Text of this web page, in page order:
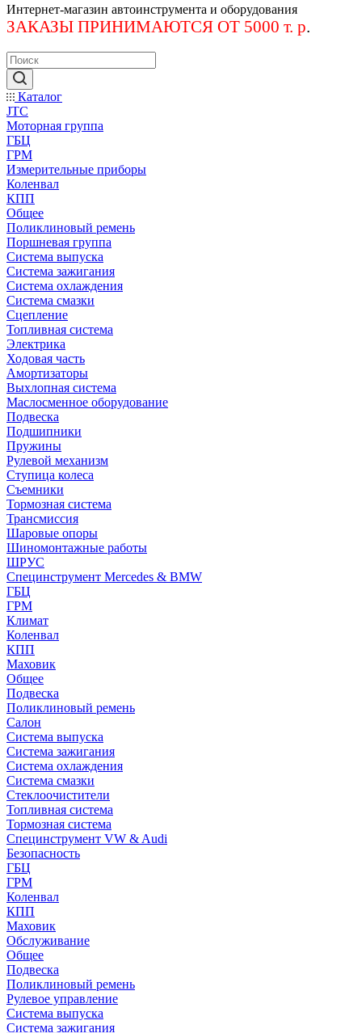
Интернет-магазин автоинструмента и оборудования
ЗАКАЗЫ ПРИНИМАЮТСЯ ОТ 5000 т. р.
Каталог
JTC
Моторная группа
ГБЦ
ГРМ
Измерительные приборы
Коленвал
КПП
Общее
Поликлиновый ремень
Поршневая группа
Система выпуска
Система зажигания
Система охлаждения
Система смазки
Сцепление
Топливная система
Электрика
Ходовая часть
Амортизаторы
Выхлопная система
Маслосменное оборудование
Подвеска
Подшипники
Пружины
Рулевой механизм
Ступица колеса
Съемники
Тормозная система
Трансмиссия
Шаровые опоры
Шиномонтажные работы
ШРУС
Специнструмент Mercedes & BMW
ГБЦ
ГРМ
Климат
Коленвал
КПП
Маховик
Общее
Подвеска
Поликлиновый ремень
Салон
Система выпуска
Система зажигания
Система охлаждения
Система смазки
Стеклоочистители
Топливная система
Тормозная система
Специнструмент VW & Audi
Безопасность
ГБЦ
ГРМ
Коленвал
КПП
Маховик
Обслуживание
Общее
Подвеска
Поликлиновый ремень
Рулевое управление
Система выпуска
Система зажигания